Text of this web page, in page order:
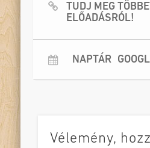
TUDJ MEG
ELŐADÁSRÓL!
NAPTÁR
Vélemény,